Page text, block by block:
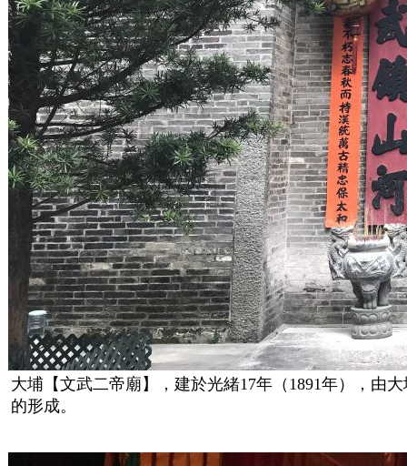
大埔【文武二帝廟】，建於光緒17年（1891年），由
的形成。